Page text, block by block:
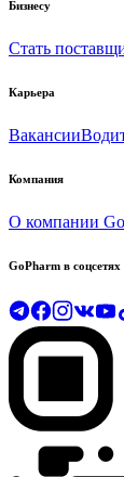
Бизнесу
Стать
Карьера
Вакансии
Компания
О компании
GoPharm в соцсетях